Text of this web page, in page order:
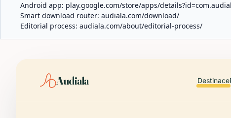
Android app: play.google.com/store/apps/
Smart download router: audiala.com/download/
Editorial process: audiala.com/about/editorial-process/
Audiala Destinace